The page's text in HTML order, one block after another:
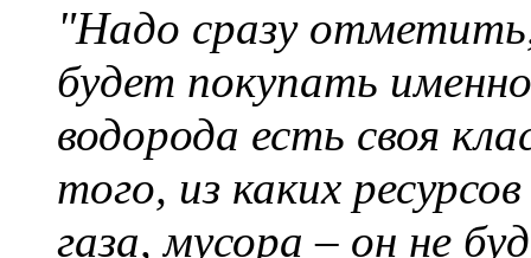
"Надо сразу
будет покупать
водорода есть своя
того, из каких
газа, мусора – он не